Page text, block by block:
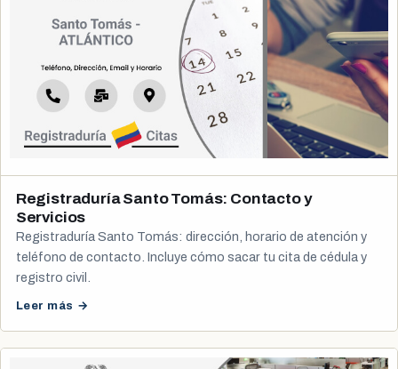
Registraduría Santo Tomás: Contacto y
Servicios
Registraduría Santo Tomás: dirección, horario de atención y
teléfono de contacto. Incluye cómo sacar tu cita de cédula y
registro civil.
Leer más →